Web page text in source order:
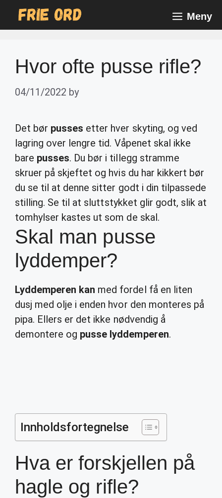
Meny
Hvor ofte pusse rifle?
04/11/2022 by
Det bør pusses etter hver skyting, og ved
lagring over lengre tid. Våpenet skal ikke
bare pusses. Du bør i tillegg stramme
skruer på skjeftet og hvis du har kikkert bør
du se til at denne sitter godt i din tilpassede
stilling. Se til at sluttstykket glir godt, slik at
tomhylser kastes ut som de skal.
Skal man pusse
lyddemper?
Lyddemperen kan med fordel få en liten
dusj med olje i enden hvor den monteres på
pipa. Ellers er det ikke nødvendig å
demontere og pusse lyddemperen.
Innholdsfortegnelse
Hva er forskjellen på
hagle og rifle?